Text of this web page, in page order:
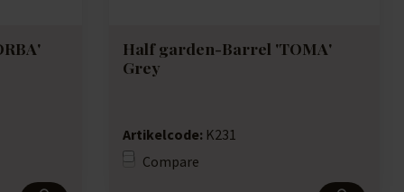
Half garden-Barrel 'TOMA'
Grey
Artikelcode: K231
Compare